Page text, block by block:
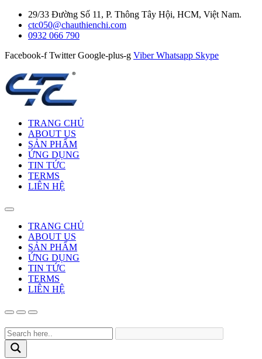
29/33 Đường Số 11, P. Thông Tây Hội, HCM, Việt Nam.
ctc050@chauthienchi.com
0932 066 790
Facebook-f Twitter Google-plus-g Viber Whatsapp Skype
TRANG CHỦ
ABOUT US
SẢN PHẨM
ỨNG DỤNG
TIN TỨC
TERMS
LIÊN HỆ
TRANG CHỦ
ABOUT US
SẢN PHẨM
ỨNG DỤNG
TIN TỨC
TERMS
LIÊN HỆ